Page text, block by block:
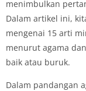
menimbulkan
Dalam artikel ini,
mengenai 15 arti
menurut agama
baik atau buruk.
Dalam pandangan